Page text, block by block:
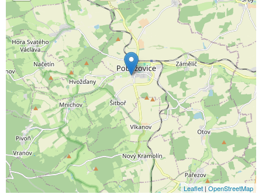
Leaflet | OpenStreetMap